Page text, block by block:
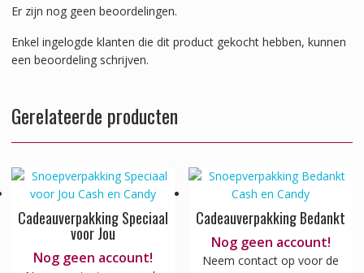
Er zijn nog geen beoordelingen.
Enkel ingelogde klanten die dit product gekocht hebben, kunnen
een beoordeling schrijven.
Gerelateerde producten
Cadeauverpakking Speciaal
voor Jou
Nog geen account!
Cadeauverpakking Bedankt
Nog geen account!
Neem contact op voor de